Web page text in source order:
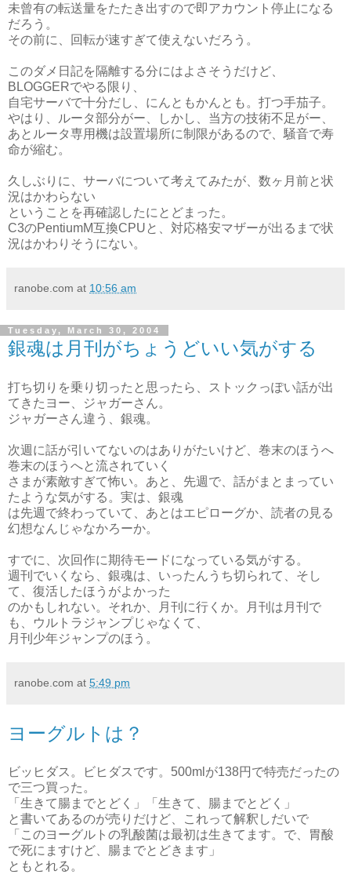
未曾有の転送量をたたき出すので即アカウント停止になる
だろう。
その前に、回転が速すぎて使えないだろう。
このダメ日記を隔離する分にはよさそうだけど、
BLOGGERでやる限り、
自宅サーバで十分だし、にんともかんとも。打つ手茄子。
やはり、ルータ部分がー、しかし、当方の技術不足がー、
あとルータ専用機は設置場所に制限があるので、騒音で寿
命が縮む。
久しぶりに、サーバについて考えてみたが、数ヶ月前と状
況はかわらない
ということを再確認したにとどまった。
C3のPentiumM互換CPUと、対応格安マザーが出るまで状
況はかわりそうにない。
ranobe.com at 10:56 am
Tuesday, March 30, 2004
銀魂は月刊がちょうどいい気がする
打ち切りを乗り切ったと思ったら、ストックっぽい話が出
てきたヨー、ジャガーさん。
ジャガーさん違う、銀魂。
次週に話が引いてないのはありがたいけど、巻末のほうへ
巻末のほうへと流されていく
さまが素敵すぎて怖い。あと、先週で、話がまとまってい
たような気がする。実は、銀魂
は先週で終わっていて、あとはエピローグか、読者の見る
幻想なんじゃなかろーか。
すでに、次回作に期待モードになっている気がする。
週刊でいくなら、銀魂は、いったんうち切られて、そし
て、復活したほうがよかった
のかもしれない。それか、月刊に行くか。月刊は月刊で
も、ウルトラジャンプじゃなくて、
月刊少年ジャンプのほう。
ranobe.com at 5:49 pm
ヨーグルトは？
ビッヒダス。ビヒダスです。500mlが138円で特売だったの
で三つ買った。
「生きて腸までとどく」「生きて、腸までとどく」
と書いてあるのが売りだけど、これって解釈しだいで
「このヨーグルトの乳酸菌は最初は生きてます。で、胃酸
で死にますけど、腸までとどきます」
ともとれる。